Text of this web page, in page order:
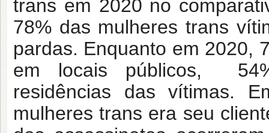
trans em 2020 no
78% das mulheres trans
pardas. Enquanto em 2020,
em locais públicos,
residências das vítimas.
mulheres trans era seu